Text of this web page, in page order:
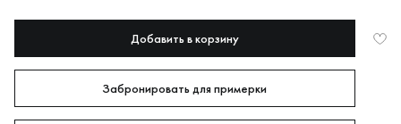
Добавить в корзину
Забронировать для примерки